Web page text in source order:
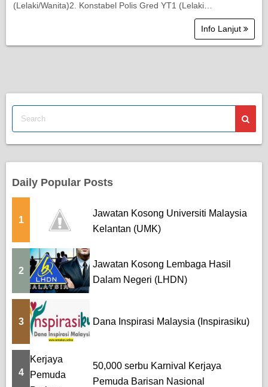
(Lelaki/Wanita)2. Konstabel Polis Gred YT1 (Lelaki…
Info Lanjut
Daily Popular Posts
1
Jawatan Kosong Universiti Malaysia
Kelantan (UMK)
2
Jawatan Kosong Lembaga Hasil
Dalam Negeri (LHDN)
3 Dana Inspirasi Malaysia (Inspirasiku)
4
50,000 serbu Karnival Kerjaya
Pemuda Barisan Nasional